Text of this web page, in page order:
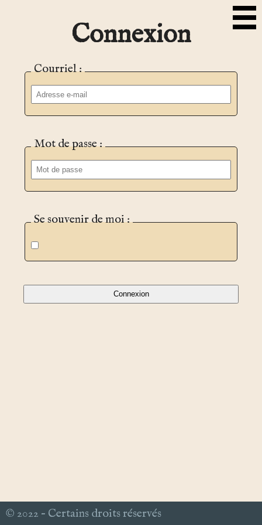
Connexion
Courriel :
Mot de passe :
Se souvenir de moi :
© 2022 – Certains droits réservés